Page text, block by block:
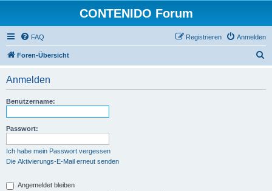
CONTENIDO Forum
FAQ Anmelden
Registrieren
Foren-Übersicht
Anmelden
Benutzername:
Passwort:
Ich habe mein Passwort vergessen
Die Aktivierungs-E-Mail erneut senden
Angemeldet bleiben